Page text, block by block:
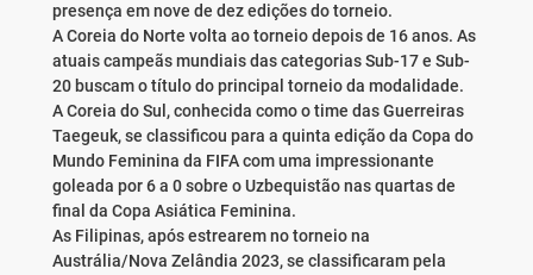
presença em nove de dez edições do torneio.
A Coreia do Norte volta ao torneio depois de 16 anos. As
atuais campeãs mundiais das categorias Sub-17 e Sub-
20 buscam o título do principal torneio da modalidade.
A Coreia do Sul, conhecida como o time das Guerreiras
Taegeuk, se classificou para a quinta edição da Copa do
Mundo Feminina da FIFA com uma impressionante
goleada por 6 a 0 sobre o Uzbequistão nas quartas de
final da Copa Asiática Feminina.
As Filipinas, após estrearem no torneio na
Austrália/Nova Zelândia 2023, se classificaram pela